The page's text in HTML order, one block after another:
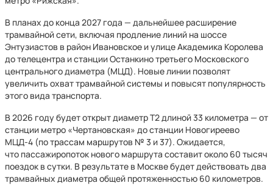
В планах до конца 2027 года — дальнейшее расширение
трамвайной сети, включая продление линий на шоссе
Энтузиастов в район Ивановское и улице Академика Королева
до телецентра и станции Останкино третьего Московского
центрального диаметра (МЦД). Новые линии позволят
увеличить охват трамвайной системы и повысят популярность
этого вида транспорта.
В 2026 году будет открыт диаметр Т2 длиной 33 километра — от
станции метро «Чертановская» до станции Новогиреево
МЦД-4 (по трассам маршрутов № 3 и 37). Ожидается,
что пассажиропоток нового маршрута составит около 60 тысяч
поездок в сутки. В результате в Москве будет действовать два
трамвайных диаметра общей протяженностью 60 километров.